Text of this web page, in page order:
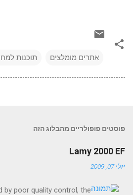
אתרים מומלצים תוכנות
פוסטים פופולריים מהבלוג הזה
Lamy 2000 EF
יולי 07, 2009
by poor quality control, the